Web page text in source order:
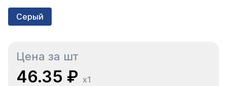
Серый
Цена за шт
46.35 ₽ x1